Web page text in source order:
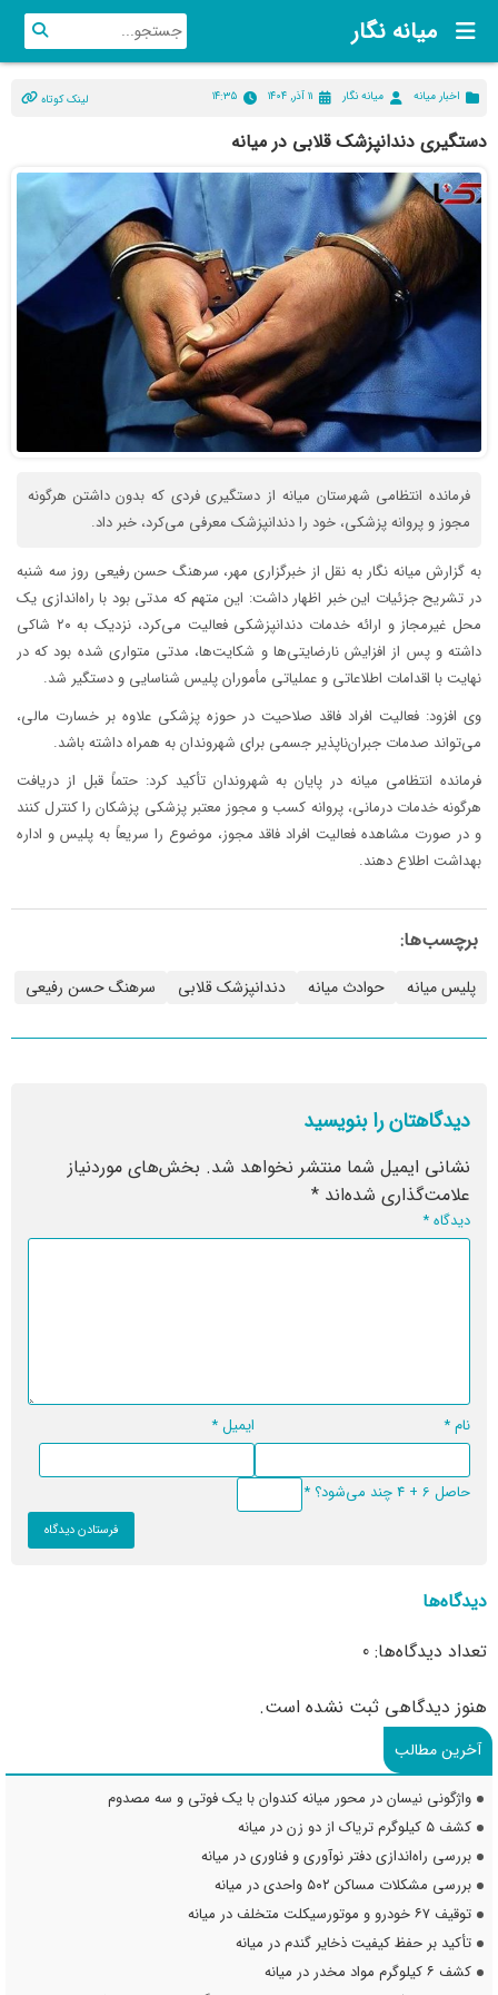
میانه نگار
اخبار میانه میانه نگار ۱۱ آذر, ۱۴۰۴ ۱۴:۳۵ لینک کوتاه
دستگیری دندانپزشک قلابی در میانه
فرمانده انتظامی شهرستان میانه از دستگیری فردی که بدون داشتن هرگونه
مجوز و پروانه پزشکی، خود را دندانپزشک معرفی می‌کرد، خبر داد.
به گزارش میانه نگار به نقل از خبرگزاری مهر، سرهنگ حسن رفیعی روز سه شنبه
در تشریح جزئیات این خبر اظهار داشت: این متهم که مدتی بود با راه‌اندازی یک
محل غیرمجاز و ارائه خدمات دندانپزشکی فعالیت می‌کرد، نزدیک به ۲۰ شاکی
داشته و پس از افزایش نارضایتی‌ها و شکایت‌ها، مدتی متواری شده بود که در
نهایت با اقدامات اطلاعاتی و عملیاتی مأموران پلیس شناسایی و دستگیر شد.
وی افزود: فعالیت افراد فاقد صلاحیت در حوزه پزشکی علاوه بر خسارت مالی،
می‌تواند صدمات جبران‌ناپذیر جسمی برای شهروندان به همراه داشته باشد.
فرمانده انتظامی میانه در پایان به شهروندان تأکید کرد: حتماً قبل از دریافت
هرگونه خدمات درمانی، پروانه کسب و مجوز معتبر پزشکی پزشکان را کنترل کنند
و در صورت مشاهده فعالیت افراد فاقد مجوز، موضوع را سریعاً به پلیس و اداره
بهداشت اطلاع دهند.
برچسب‌ها:
پلیس میانه حوادث میانه دندانپزشک قلابی سرهنگ حسن رفیعی
دیدگاهتان را بنویسید
نشانی ایمیل شما منتشر نخواهد شد. بخش‌های موردنیاز
علامت‌گذاری شده‌اند *
دیدگاه*
نام* ایمیل*
حاصل 6 + 4 چند می‌شود؟ *
دیدگاه‌ها
تعداد دیدگاه‌ها: 0
هنوز دیدگاهی ثبت نشده است.
آخرین مطالب
واژگونی نیسان در محور میانه کندوان با یک فوتی و سه مصدوم
کشف ۵ کیلوگرم تریاک از دو زن در میانه
بررسی راه‌اندازی دفتر نوآوری و فناوری در میانه
بررسی مشکلات مساکن ۵۰۲ واحدی در میانه
توقیف ۶۷ خودرو و موتورسیکلت متخلف در میانه
تأکید بر حفظ کیفیت ذخایر گندم در میانه
کشف ۶ کیلوگرم مواد مخدر در میانه